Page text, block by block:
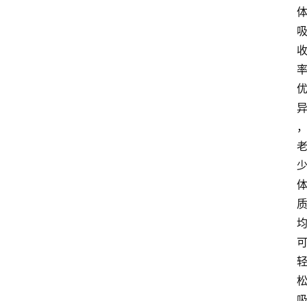
体
吸
收
率
优
异
，
老
少
体
质
均
可
轻
松